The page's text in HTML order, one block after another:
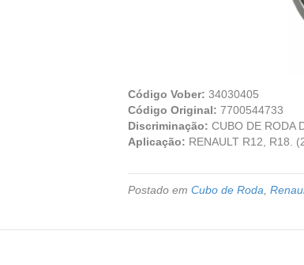
Código Vober: 34030405
Código Original: 7700544733
Discriminação: CUBO DE RODA
Aplicação: RENAULT R12, R18.
Postado em Cubo de Roda